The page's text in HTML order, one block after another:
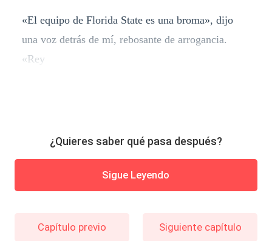
«El equipo de Florida State es una broma», dijo
una voz detrás de mí, rebosante de arrogancia.
«Rey
¿Quieres saber qué pasa después?
Sigue Leyendo
Capítulo previo Siguiente capítulo